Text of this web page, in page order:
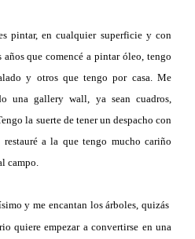
pintar, en cualquier superficie y con
que comencé a pintar óleo, tengo
y otros que tengo por casa. Me
una gallery wall, ya sean cuadros,
la suerte de tener un despacho con
restauré a la que tengo mucho cariño
campo.
y me encantan los árboles, quizás
quiere empezar a convertirse en una